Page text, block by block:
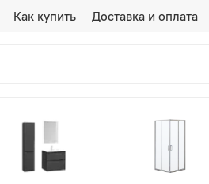
Как купить Доставка и оплата